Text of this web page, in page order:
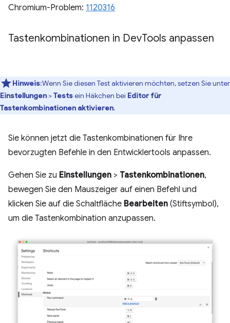
Chromium-Problem: 1120316
Tastenkombinationen in DevTools anpassen
Hinweis:Wenn Sie diesen Test aktivieren möchten, setzen Sie unter
Einstellungen >Testsein Häkchen bei Editor für
Tastenkombinationen aktivieren.
Sie können jetzt die Tastenkombinationen für Ihre
bevorzugten Befehle in den Entwicklertools anpassen.
Gehen Sie zu Einstellungen > Tastenkombinationen,
bewegen Sie den Mauszeiger auf einen Befehl und
klicken Sie auf die Schaltfläche Bearbeiten (Stiftsymbol),
um die Tastenkombination anzupassen.